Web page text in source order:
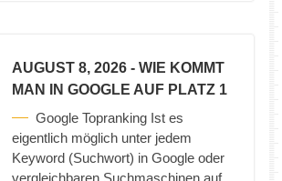
AUGUST 8, 2026 - WIE KOMMT
MAN IN GOOGLE AUF PLATZ 1
Google Topranking Ist es
eigentlich möglich unter jedem
Keyword (Suchwort) in Google oder
vergleichbaren Suchmaschinen auf